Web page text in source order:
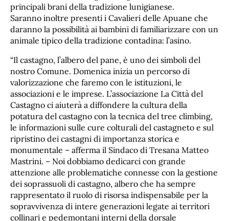
principali brani della tradizione lunigianese.
Saranno inoltre presenti i Cavalieri delle Apuane che
daranno la possibilità ai bambini di familiarizzare con un
animale tipico della tradizione contadina: l’asino.
“Il castagno, l’albero del pane, è uno dei simboli del
nostro Comune. Domenica inizia un percorso di
valorizzazione che faremo con le istituzioni, le
associazioni e le imprese. L’associazione La Città del
Castagno ci aiuterà a diffondere la cultura della
potatura del castagno con la tecnica del tree climbing,
le informazioni sulle cure colturali del castagneto e sul
ripristino dei castagni di importanza storica e
monumentale – afferma il Sindaco di Tresana Matteo
Mastrini. – Noi dobbiamo dedicarci con grande
attenzione alle problematiche connesse con la gestione
dei soprassuoli di castagno, albero che ha sempre
rappresentato il ruolo di risorsa indispensabile per la
sopravvivenza di intere generazioni legate ai territori
collinari e pedemontani interni della dorsale